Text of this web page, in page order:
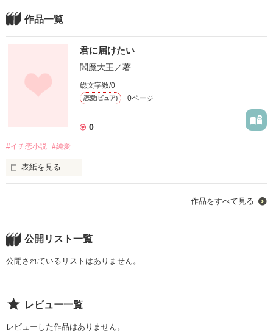
作品一覧
君に届けたい
閻魔大王 ／著
総文字数/0
恋愛(ピュア) 0ページ
0
#イチ恋小説 #純愛
表紙を見る
鈍感系美少女             一途な苦労男子
『俺はこんなに好きなのにっ！......
作品をすべて見る
公開リスト一覧
公開されているリストはありません。
レビュー一覧
レビューした作品はありません。